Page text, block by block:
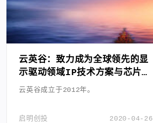
云英谷：致力成为全球领先的显
示驱动领域IP技术方案与芯片提
供商
云英谷成立于2012年。
2020-04-26
启明创投